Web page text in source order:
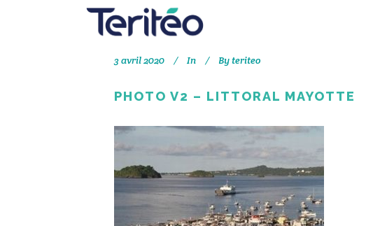
3 avril 2020 In Byteriteo
PHOTO V2 – LITTORAL MAYOTTE